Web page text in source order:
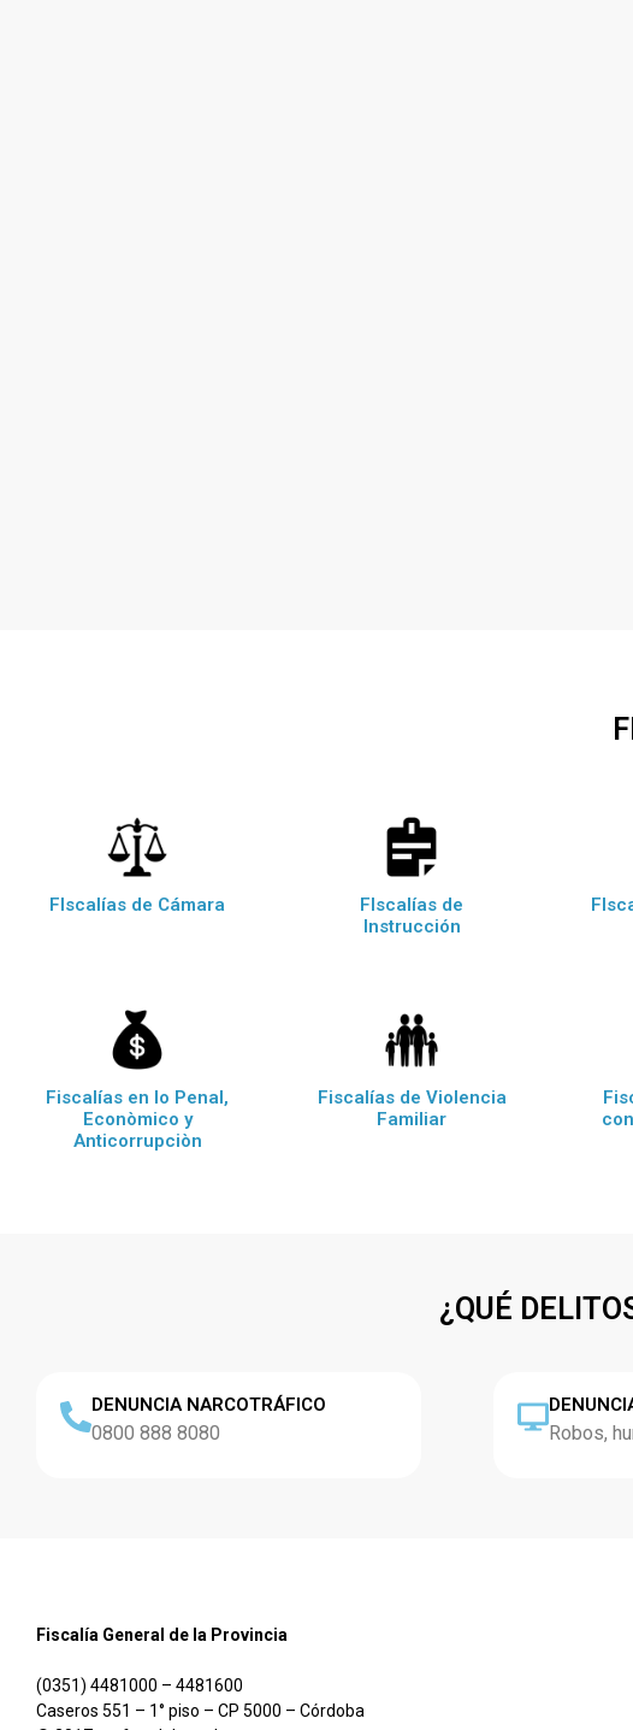
FIscalías de Cámara
FIscalías de
Instrucción
Fiscalías en lo Penal,
Econòmico y
Anticorrupciòn
Fiscalías de Violencia
Familiar
¿QUÉ
DENUNCIA NARCOTRÁFICO
0800 888 8080 Robos,
Fiscalía General de la Provincia
(0351) 4481000 – 4481600
Caseros 551 – 1° piso – CP 5000 – Córdoba